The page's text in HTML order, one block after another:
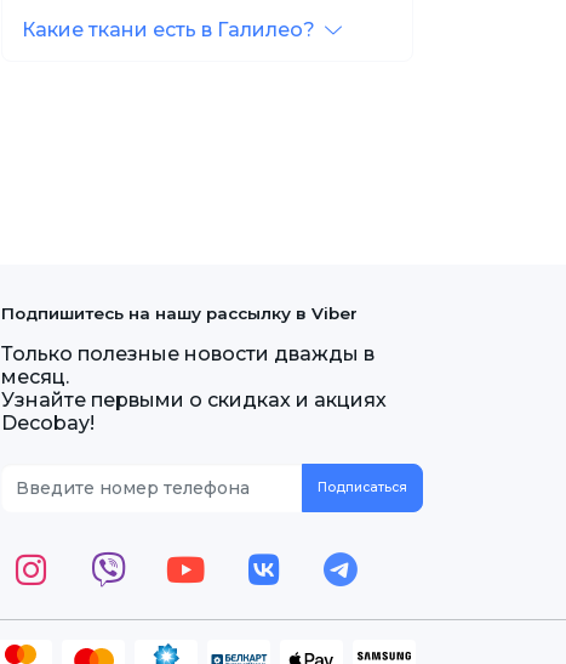
Какие ткани есть в Галилео?
Подпишитесь на нашу рассылку в Viber
Только полезные новости дважды в
месяц.
Узнайте первыми о скидках и акциях
Decobay!